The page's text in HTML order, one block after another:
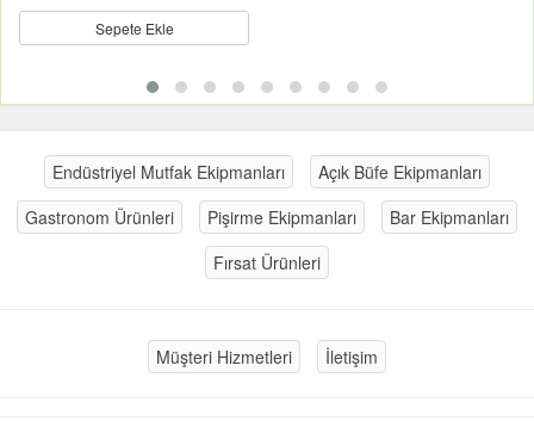
Sepete Ekle
Endüstriyel Mutfak Ekipmanları
Açık Büfe Ekipmanları
Gastronom Ürünleri
Pişirme Ekipmanları
Bar Ekipmanları
Fırsat Ürünleri
Müşteri Hizmetleri İletişim